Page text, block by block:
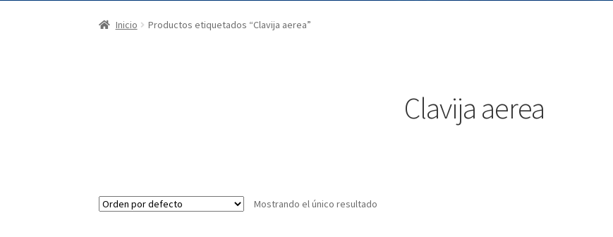
Inicio Productos etiquetados “Clavija aerea”
Clavija aerea
Mostrando el único resultado